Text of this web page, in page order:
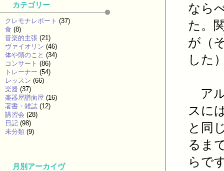
なら
た。
が（
した
ア
スに
と同
るま
らで
カテゴリー
クレモナレポート (37)
食 (8)
音楽的主張 (21)
ヴァイオリン (46)
体や頭のこと (34)
コンサート (86)
トレーナー (54)
レッスン (66)
楽器 (37)
楽器屋譜面屋 (16)
著書・雑誌 (12)
講習会 (28)
日記 (98)
未分類 (9)
月別アーカイヴ